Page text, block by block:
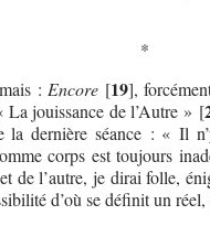
*
: Encore [19],
La jouissance de l’Autre » [
la dernière séance : « Il
corps est toujours
de l’autre, je dirai folle,
d’où se définit un